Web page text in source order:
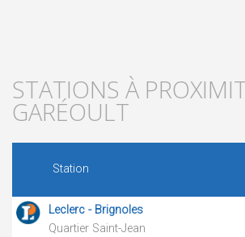
STATIONS À
GARÉOULT
Station
Leclerc - Brignoles
Quartier Saint-Jean